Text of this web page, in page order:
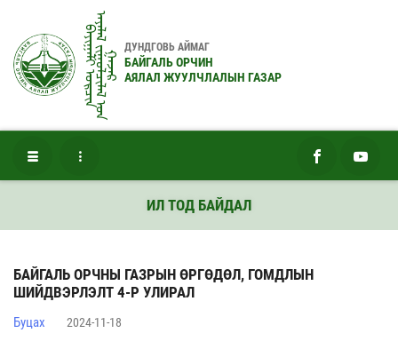
ᠪᠠᠶᠢᠭᠠᠯᠢ ᠣᠷᠴᠢᠨᠠᠶᠠᠯᠠᠯ ᠵᠢᠭᠤᠯᠴᠢᠯᠠᠯ ᠤ᠋ᠨᠭᠠᠵᠠᠷ
ДУНДГОВЬ АЙМАГ
БАЙГАЛЬ ОРЧИН
АЯЛАЛ ЖУУЛЧЛАЛЫН ГАЗАР
ИЛ ТОД БАЙДАЛ
БАЙГАЛЬ ОРЧНЫ ГАЗРЫН ӨРГӨДӨЛ, ГОМДЛЫН
ШИЙДВЭРЛЭЛТ 4-Р УЛИРАЛ
Буцах 2024-11-18